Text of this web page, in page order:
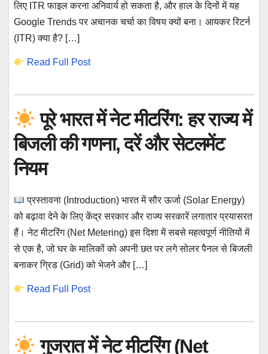
लिए ITR फाइल करना अनिवार्य हो सकता है, और हाल के दिनों में यह
Google Trends पर अचानक चर्चा का विषय क्यों बना। आयकर रिटर्न
(ITR) क्या है? […]
Read Full Post
पूरे भारत में नेट मीटरिंग: हर राज्य में
बिजली की गणना, दरें और सेटलमेंट
नियम
प्रस्तावना (Introduction) भारत में सौर ऊर्जा (Solar Energy)
को बढ़ावा देने के लिए केंद्र सरकार और राज्य सरकारें लगातार प्रयासरत
हैं। नेट मीटरिंग (Net Metering) इस दिशा में सबसे महत्वपूर्ण नीतियों में
से एक है, जो घर के मालिकों को अपनी छत पर लगे सोलर पैनल से बिजली
बनाकर ग्रिड (Grid) को भेजने और […]
Read Full Post
गुजरात में नेट मीटरिंग (Net